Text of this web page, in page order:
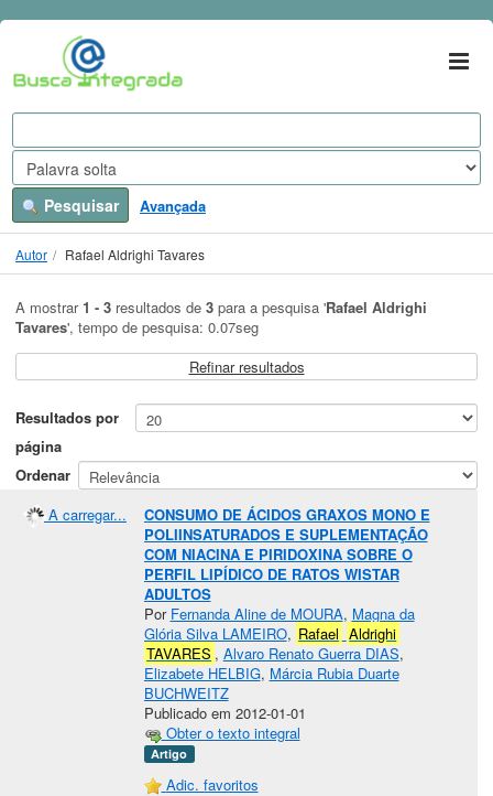
A mostrar
Ir para o conteúdo
VuFind
Pesquisar Avançada
Autor Rafael Aldrighi Tavares
A mostrar 1 - 3 resultados de 3 para a pesquisa 'Rafael Aldrighi
Tavares', tempo de pesquisa: 0.07seg
Refinar resultados
Resultados por
página
Ordenar
A carregar...
CONSUMO DE ÁCIDOS GRAXOS MONO E
POLIINSATURADOS E SUPLEMENTAÇÃO
COM NIACINA E PIRIDOXINA SOBRE O
PERFIL LIPÍDICO DE RATOS WISTAR
ADULTOS
Por Fernanda Aline de MOURA, Magna da
Glória Silva LAMEIRO, Rafael Aldrighi
TAVARES , Alvaro Renato Guerra DIAS,
Elizabete HELBIG, Márcia Rubia Duarte
BUCHWEITZ
Publicado em 2012-01-01
Obter o texto integral
Artigo
Adic. favoritos